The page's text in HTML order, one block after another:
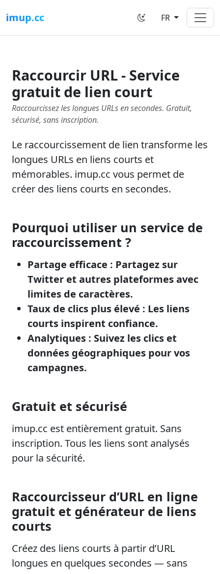
imup.cc FR
Raccourcir URL - Service
gratuit de lien court
Raccourcissez les longues URLs en secondes. Gratuit,
sécurisé, sans inscription.
Le raccourcissement de lien transforme les
longues URLs en liens courts et
mémorables. imup.cc vous permet de
créer des liens courts en secondes.
Pourquoi utiliser un service de
raccourcissement ?
Partage efficace : Partagez sur
Twitter et autres plateformes avec
limites de caractères.
Taux de clics plus élevé : Les liens
courts inspirent confiance.
Analytiques : Suivez les clics et
données géographiques pour vos
campagnes.
Gratuit et sécurisé
imup.cc est entièrement gratuit. Sans
inscription. Tous les liens sont analysés
pour la sécurité.
Raccourcisseur d’URL en ligne
gratuit et générateur de liens
courts
Créez des liens courts à partir d’URL
longues en quelques secondes — sans